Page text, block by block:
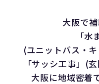
大阪で
「水
(ユニットバス・
「サッシ工事」(
大阪に地域密着